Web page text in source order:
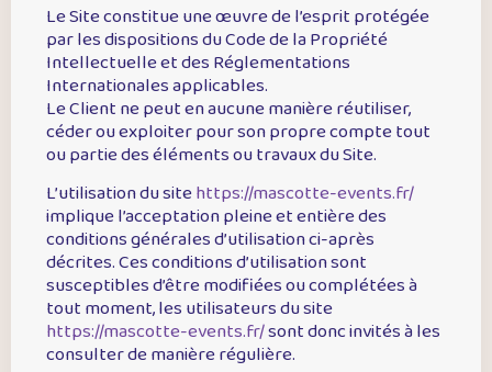
Le Site constitue une œuvre de l’esprit protégée
par les dispositions du Code de la Propriété
Intellectuelle et des Réglementations
Internationales applicables.
Le Client ne peut en aucune manière réutiliser,
céder ou exploiter pour son propre compte tout
ou partie des éléments ou travaux du Site.
L’utilisation du sitehttps://mascotte-events.fr/
implique l’acceptation pleine et entière des
conditions générales d’utilisation ci-après
décrites. Ces conditions d’utilisation sont
susceptibles d’être modifiées ou complétées à
tout moment, les utilisateurs du site
https://mascotte-events.fr/sont donc invités à les
consulter de manière régulière.